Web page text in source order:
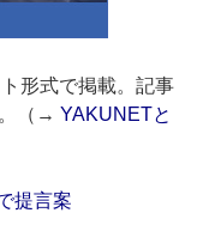
形式で掲載。記事
。（→YAKUNETと
提言案